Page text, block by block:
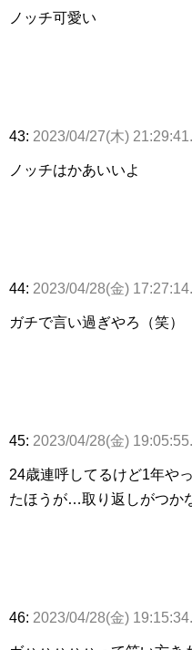
ノッチ可愛い
43: 2023/04/27(木)
ノッチはかあいいよ
44: 2023/04/28(金)
ガチで言い過ぎやろ（笑）
45: 2023/04/28(金)
24歳連呼してるけど1年や
たほうが…取り返しがつか
46: 2023/04/28(金)